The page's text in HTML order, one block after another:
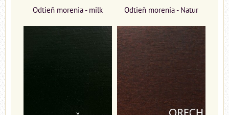
Odtieň morenia - milk Odtieň morenia - Natur